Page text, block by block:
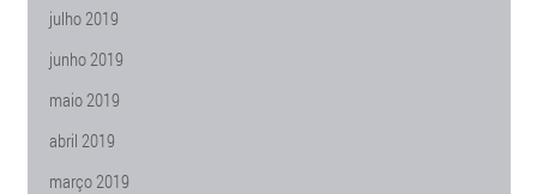
julho 2019
junho 2019
maio 2019
abril 2019
março 2019